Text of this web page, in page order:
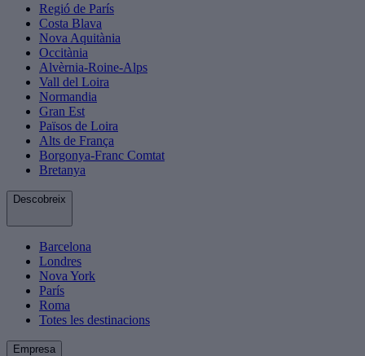
Regió de París
Costa Blava
Nova Aquitània
Occitània
Alvèrnia-Roine-Alps
Vall del Loira
Normandia
Gran Est
Països de Loira
Alts de França
Borgonya-Franc Comtat
Bretanya
Descobreix
Barcelona
Londres
Nova York
París
Roma
Totes les destinacions
Empresa